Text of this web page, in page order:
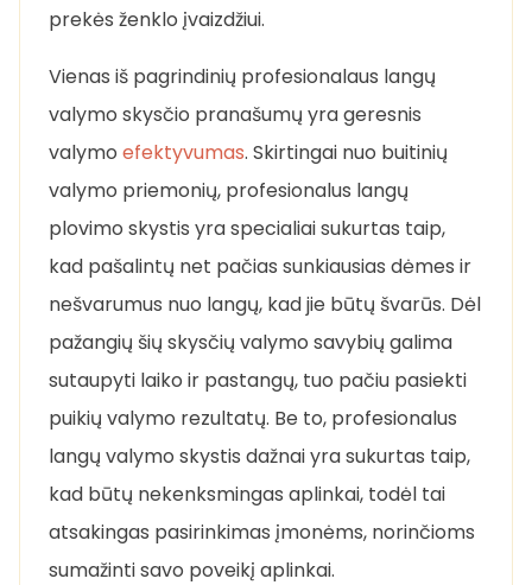
prekės ženklo įvaizdžiui.
Vienas iš pagrindinių profesionalaus langų
valymo skysčio pranašumų yra geresnis
valymo efektyvumas. Skirtingai nuo buitinių
valymo priemonių, profesionalus langų
plovimo skystis yra specialiai sukurtas taip,
kad pašalintų net pačias sunkiausias dėmes ir
nešvarumus nuo langų, kad jie būtų švarūs. Dėl
pažangių šių skysčių valymo savybių galima
sutaupyti laiko ir pastangų, tuo pačiu pasiekti
puikių valymo rezultatų. Be to, profesionalus
langų valymo skystis dažnai yra sukurtas taip,
kad būtų nekenksmingas aplinkai, todėl tai
atsakingas pasirinkimas įmonėms, norinčioms
sumažinti savo poveikį aplinkai.